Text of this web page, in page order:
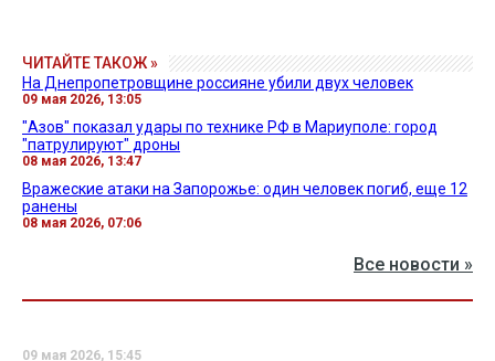
ЧИТАЙТЕ ТАКОЖ »
На Днепропетровщине россияне убили двух человек
09 мая 2026, 13:05
"Азов" показал удары по технике РФ в Мариуполе: город
"патрулируют" дроны
08 мая 2026, 13:47
Вражеские атаки на Запорожье: один человек погиб, еще 12
ранены
08 мая 2026, 07:06
Все новости »
09 мая 2026, 15:45